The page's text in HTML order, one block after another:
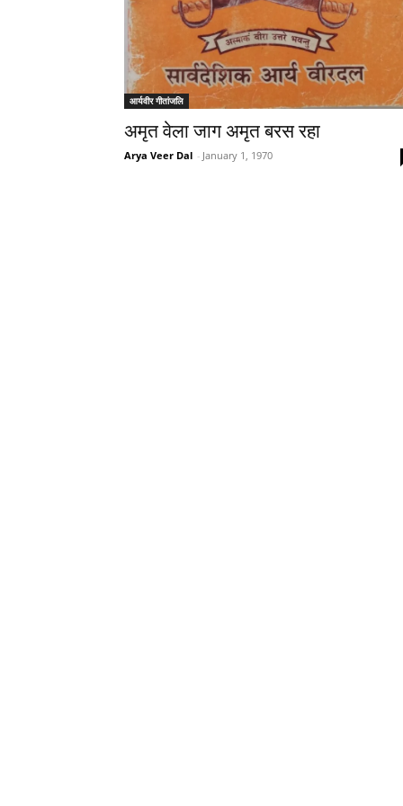
आर्यवीर गीतांजलि
अमृत वेला जाग अमृत बरस रहा
Arya Veer Dal - January 1, 1970